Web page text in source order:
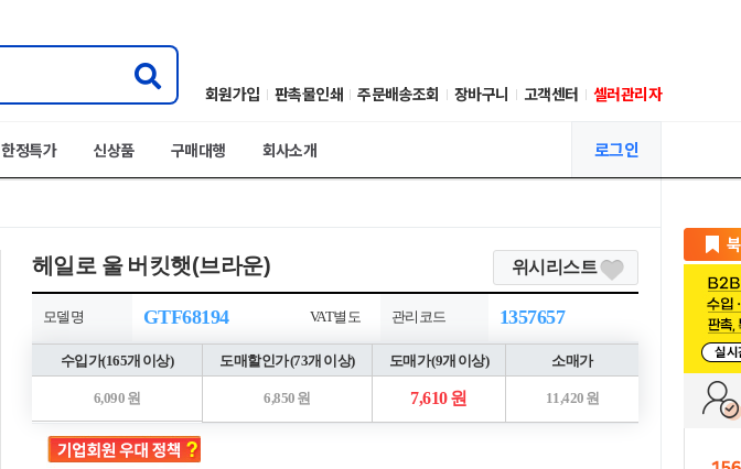
회원가입 판촉물인쇄 주문배송조회 장바구니 고객센터 셀러관리자
한정특가 신상품 구매대행 회사소개 로그인
헤일로 울 버킷햇(브라운) 위시리스트
모델명 GTF68194 VAT별도 관리코드 1357657
수입가(165개 이상) 도매할인가 (73개 이상) 도매가 (9개 이상) 소매가
6,090 원 6,850 원 7,610 원 11,420 원